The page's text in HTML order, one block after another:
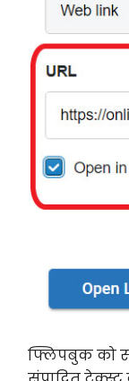
फ्लिपबुक को